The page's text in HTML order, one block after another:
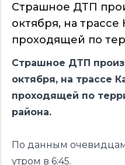
Страшное ДТП
октября, на
проходящей по
Страшное ДТП
октября, на трассе
проходящей по
района.
По данным
утром в 6:45.